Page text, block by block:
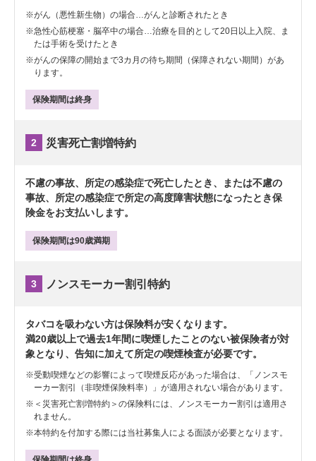
※がん（悪性新生物）の場合…がんと診断されたとき
※急性心筋梗塞・脳卒中の場合…治療を目的として20日以上入院、ま
たは手術を受けたとき
※がんの保障の開始まで3カ月の待ち期間（保障されない期間）があ
ります。
保険期間は終身
2 災害死亡割増特約
不慮の事故、所定の感染症で死亡したとき、または不慮の
事故、所定の感染症で所定の高度障害状態になったとき保
険金をお支払いします。
保険期間は90歳満期
3 ノンスモーカー割引特約
タバコを吸わない方は保険料が安くなります。
満20歳以上で過去1年間に喫煙したことのない被保険者が対
象となり、告知に加えて所定の喫煙検査が必要です。
※受動喫煙などの影響によって喫煙反応があった場合は、「ノンスモ
ーカー割引（非喫煙保険料率）」が適用されない場合があります。
※ ＜災害死亡割増特約＞の保険料には、ノンスモーカー割引は適用さ
れません。
※本特約を付加する際には当社募集人による面談が必要となります。